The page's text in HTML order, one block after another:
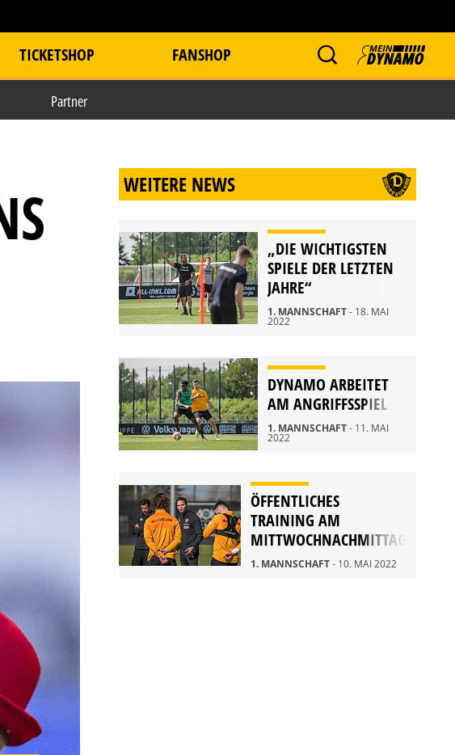
TICKETSHOP FANSHOP
Partner
WEITERE NEWS
„DIE WICHTIGSTEN
SPIELE DER LETZTEN
JAHRE“
1. MANNSCHAFT- 18. MAI
2022
DYNAMO ARBEITET
AM ANGRIFFSSPIEL
1. MANNSCHAFT- 11. MAI
2022
ÖFFENTLICHES
TRAINING AM
MITTWOCHNACHMITTAG
1. MANNSCHAFT- 10. MAI 2022